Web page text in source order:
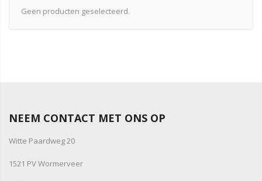
Geen producten geselecteerd.
NEEM CONTACT MET ONS OP
Witte Paardweg 20
1521 PV Wormerveer